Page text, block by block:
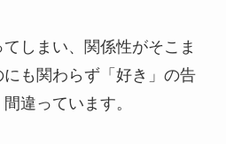
しまい、関係性がそこま
も関わらず「好き」の告
違っています。